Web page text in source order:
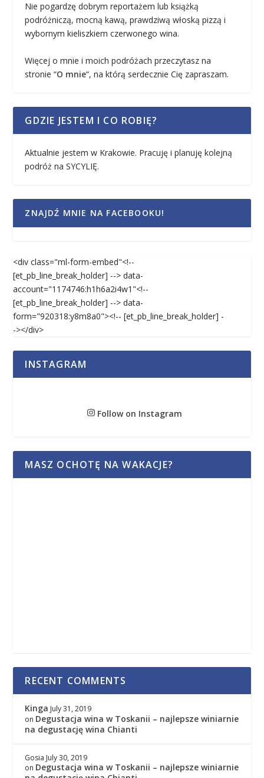
Nie pogardzę dobrym reportażem lub książką
podróżniczą, mocną kawą, prawdziwą włoską pizzą i
wybornym kieliszkiem czerwonego wina.
Więcej o mnie i moich podróżach przeczytasz na
stronie “O mnie“, na którą serdecznie Cię zapraszam.
GDZIE JESTEM I CO ROBIĘ?
Aktualnie jestem w Krakowie. Pracuję i planuję kolejną
podróż na SYCYLIĘ.
ZNAJDŹ MNIE NA FACEBOOKU!
<div class="ml-form-embed"<!--
[et_pb_line_break_holder] --> data-
account="1174746:h1h6a2i4w1"<!--
[et_pb_line_break_holder] --> data-
form="920318:y8m8a0"><!-- [et_pb_line_break_holder] -
-></div>
INSTAGRAM
Follow on Instagram
MASZ OCHOTĘ NA WAKACJE?
RECENT COMMENTS
Kinga July 31, 2019
on Degustacja wina w Toskanii – najlepsze winiarnie
na degustację wina Chianti
Gosia July 30, 2019
on Degustacja wina w Toskanii – najlepsze winiarnie